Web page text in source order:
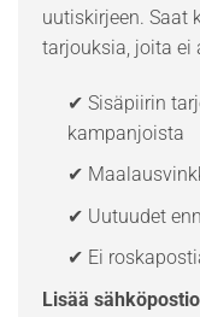
uutiskirjeen. Saat
tarjouksia, joita ei
✔ Sisäpiirin
kampanjoista
✔
✔ Uutuudet
✔ Ei
Lisää